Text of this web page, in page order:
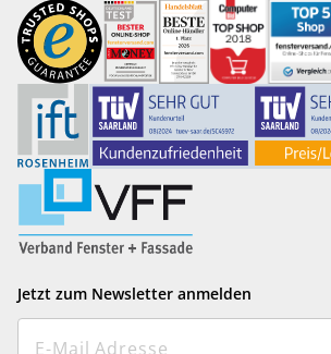
Jetzt zum Newsletter anmelden